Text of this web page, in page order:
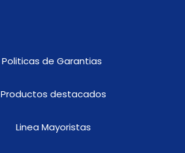
Politicas de Garantias
Productos destacados
Linea Mayoristas